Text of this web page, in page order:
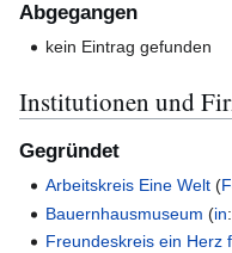
Abgegangen
kein Eintrag gefunden
Institutionen und
Gegründet
Arbeitskreis Eine Welt (
Bauernhausmuseum (in
Freundeskreis ein Herz